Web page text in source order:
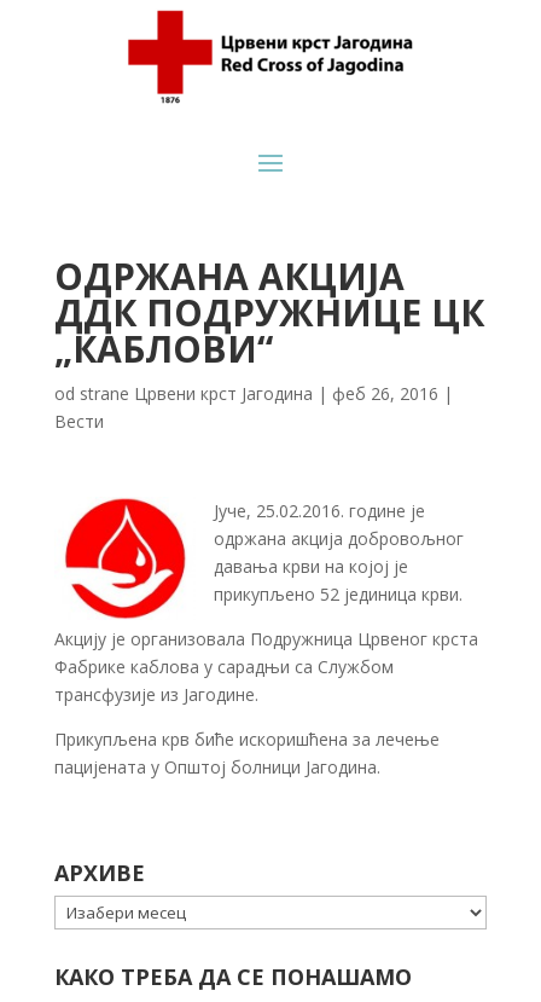
ОДРЖАНА АКЦИЈА
ДДК ПОДРУЖНИЦЕ ЦК
„КАБЛОВИ“
od strane Црвени крст Јагодина | феб 26, 2016 |
Вести
Јуче, 25.02.2016. године је
одржана акција добровољног
давања крви на којој је
прикупљено 52 јединица крви.
Акцију је организовала Подружница Црвеног крста
Фабрике каблова у сарадњи са Службом
трансфузије из Јагодине.
Прикупљена крв биће искоришћена за лечење
пацијената у Општој болници Јагодина.
АРХИВЕ
Архиве
КАКО ТРЕБА ДА СЕ ПОНАШАМО